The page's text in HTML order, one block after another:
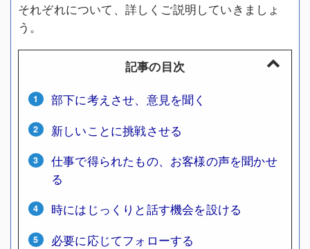
それぞれについて、詳しくご説明していきましょ
う。
記事の目次
部下に考えさせ、意見を聞く
新しいことに挑戦させる
仕事で得られたもの、お客様の声を聞かせ
る
時にはじっくりと話す機会を設ける
必要に応じてフォローする